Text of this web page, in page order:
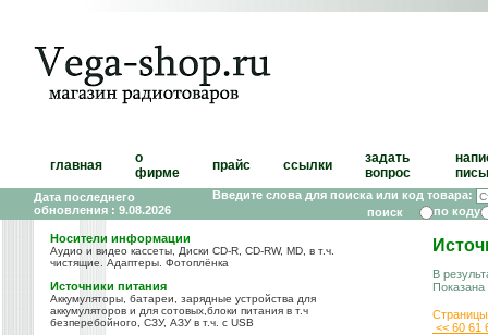
главная
о
фирме
прайс ссылки
задать
вопрос
Дата последнего
обновления : 9.08.2026
Введите слова для поиска или код товара:
по коду
Носители информации
Аудио и видео кассеты, Диски CD-R, CD-RW, MD, в т.ч.
чистящие. Адаптеры. Фотоплёнка
Источники питания
Аккумуляторы, батареи, зарядные устройства для
аккумуляторов и для сотовых,блоки питания в т.ч
безперебойного, СЗУ, АЗУ в т.ч. с USB
В
<< 60 61